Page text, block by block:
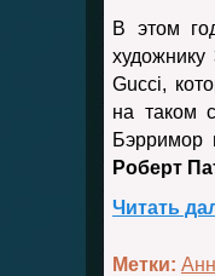
В этом
художнику
Gucci,
на таком
Бэрримор
Роберт
Читать
Метки: